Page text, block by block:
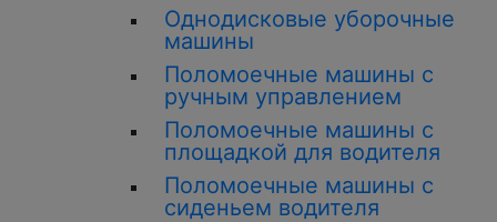
Однодисковые уборочные
машины
Поломоечные машины с
ручным управлением
Поломоечные машины с
площадкой для водителя
Поломоечные машины с
сиденьем водителя